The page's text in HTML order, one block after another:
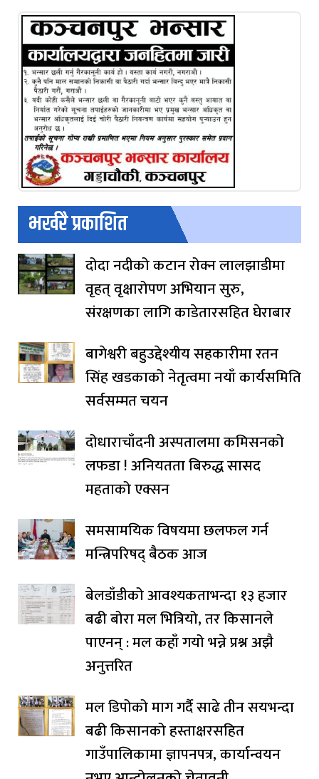
भर्खरै प्रकाशित
दोदा नदीको कटान रोक्न लालझाडीमा
वृहत् वृक्षारोपण अभियान सुरु,
संरक्षणका लागि काडेतारसहित घेराबार
बागेश्वरी बहुउद्देश्यीय सहकारीमा रतन
सिंह खडकाको नेतृत्वमा नयाँ कार्यसमिति
सर्वसम्मत चयन
दोधाराचाँदनी अस्पतालमा कमिसनको
लफडा ! अनियतता बिरुद्ध सासद
महताको एक्सन
समसामयिक विषयमा छलफल गर्न
मन्त्रिपरिषद् बैठक आज
बेलडाँडीको आवश्यकताभन्दा १३ हजार
बढी बोरा मल भित्रियो, तर किसानले
पाएनन् : मल कहाँ गयो भन्ने प्रश्न अझै
अनुत्तरित
मल डिपोको माग गर्दै साढे तीन सयभन्दा
बढी किसानको हस्ताक्षरसहित
गाउँपालिकामा ज्ञापनपत्र, कार्यान्वयन